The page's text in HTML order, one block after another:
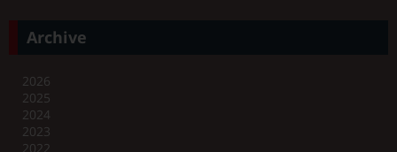
Archive
2026
2025
2024
2023
2022